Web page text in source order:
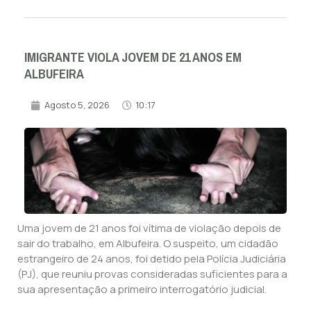
IMIGRANTE VIOLA JOVEM DE 21 ANOS EM
ALBUFEIRA
Agosto 5, 2026 10:17
Uma jovem de 21 anos foi vítima de violação depois de
sair do trabalho, em Albufeira. O suspeito, um cidadão
estrangeiro de 24 anos, foi detido pela Polícia Judiciária
(PJ), que reuniu provas consideradas suficientes para a
sua apresentação a primeiro interrogatório judicial.